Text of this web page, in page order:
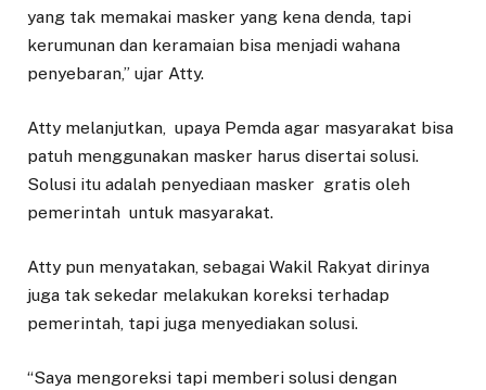
yang tak memakai masker yang kena denda, tapi
kerumunan dan keramaian bisa menjadi wahana
penyebaran,” ujar Atty.
Atty melanjutkan, upaya Pemda agar masyarakat bisa
patuh menggunakan masker harus disertai solusi.
Solusi itu adalah penyediaan masker gratis oleh
pemerintah untuk masyarakat.
Atty pun menyatakan, sebagai Wakil Rakyat dirinya
juga tak sekedar melakukan koreksi terhadap
pemerintah, tapi juga menyediakan solusi.
“Saya mengoreksi tapi memberi solusi dengan